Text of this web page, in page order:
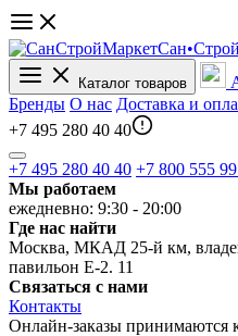
Каталог товаров
Бренды О нас Доставка и
+7 495 280 40 40
+7 495 280 40 40 +7 800 555
Мы работаем
ежедневно: 9:30 - 20:00
Где нас найти
Москва, МКАД 25-й км,
павильон Е-2. 11
Связаться с нами
Контакты
Онлайн-заказы принимаются